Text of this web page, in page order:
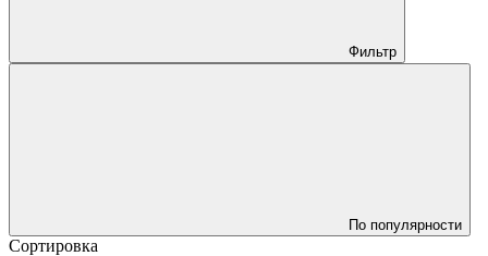
Фильтр
По популярности
Сортировка